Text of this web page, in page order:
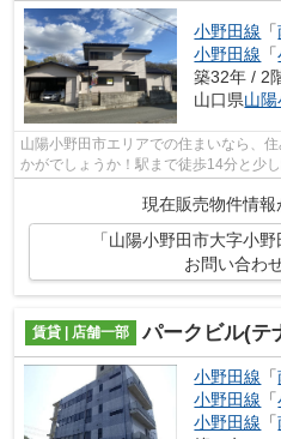
小野田線 「
小野田線 「
築32年 / 2
山口県山
山陽小野田市エリアでの住まいなら、
かがでしょうか！駅まで徒歩14分と少
るならこの物件！サンルームに日の光...
現在販売物件情報
「山陽小野田市大字小
お問い合わ
賃貸 | 店舗一部 パークビル(テ
小野田線 「
小野田線 「
小野田線 「